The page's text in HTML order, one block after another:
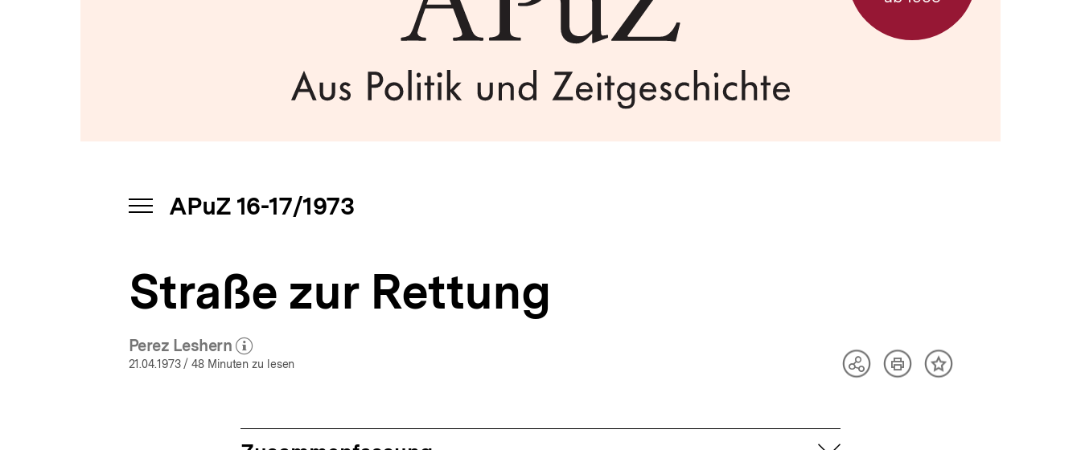
INHALTSNAVIGATION
APuZ 16-17/1973
Straße zur Rettung
Perez Leshern
(Mehr zum Autor)
öffnen
21.04.1973/ 48 Minuten zu lesen
TeilenArtikelInhalt